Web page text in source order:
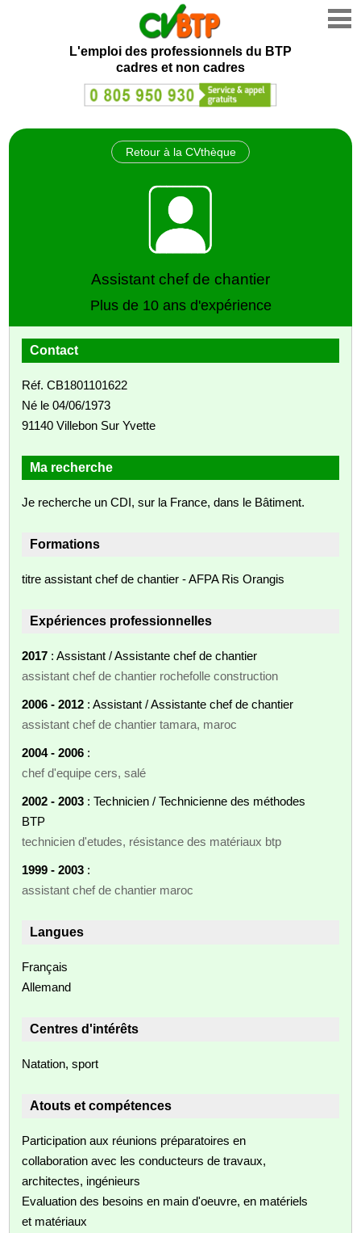
L'emploi des professionnels du BTP
cadres et non cadres
Retour à la CVthèque
Assistant chef de chantier
Plus de 10 ans d'expérience
Contact
Réf. CB1801101622
Né le 04/06/1973
91140 Villebon Sur Yvette
Ma recherche
Je recherche un CDI, sur la France, dans le Bâtiment.
Formations
titre assistant chef de chantier - AFPA Ris Orangis
Expériences professionnelles
2017 : Assistant / Assistante chef de chantier
assistant chef de chantier rochefolle construction
2006 - 2012 : Assistant / Assistante chef de chantier
assistant chef de chantier tamara, maroc
2004 - 2006 :
chef d'equipe cers, salé
2002 - 2003 : Technicien / Technicienne des méthodes
BTP
technicien d'etudes, résistance des matériaux btp
1999 - 2003 :
assistant chef de chantier maroc
Langues
Français
Allemand
Centres d'intérêts
Natation, sport
Atouts et compétences
Participation aux réunions préparatoires en
collaboration avec les conducteurs de travaux,
architectes, ingénieurs
Evaluation des besoins en main d'oeuvre, en matériels
et matériaux